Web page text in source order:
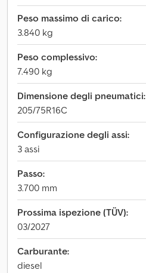
Peso massimo di carico:
3.840 kg
Peso complessivo:
7.490 kg
Dimensione degli pneumatici:
205/75R16C
Configurazione degli assi:
3 assi
Passo:
3.700 mm
Prossima ispezione (TÜV):
03/2027
Carburante:
diesel